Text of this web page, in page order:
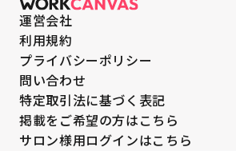
運営会社
利用規約
プライバシーポリシー
問い合わせ
特定取引法に基づく表記
掲載をご希望の方はこちら
サロン様用ログインはこちら